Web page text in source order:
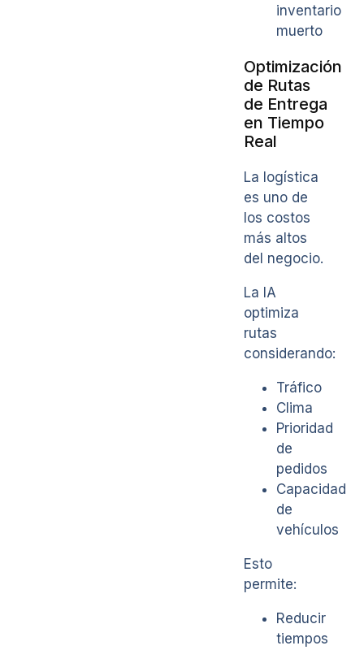
inventario
muerto
Optimización
de Rutas
de Entrega
en Tiempo
Real
La logística
es uno de
los costos
más altos
del negocio.
La IA
optimiza
rutas
considerando:
Tráfico
Clima
Prioridad
de
pedidos
Capacidad
de
vehículos
Esto
permite:
Reducir
tiempos